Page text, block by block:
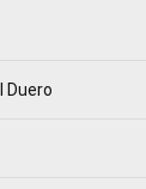
Duero